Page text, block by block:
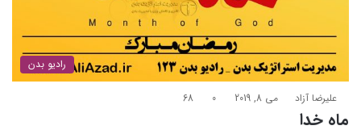
رادیو بدن
علیرضا آزاد می 8, 2019 0
68
ماه خدا